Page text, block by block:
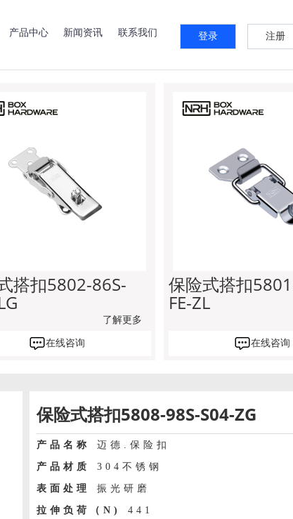
产品中心 新闻资讯 联系我们 登录 注册
保险式搭扣
搭扣5802-86S-
了解更多
在线咨询
保险式搭扣
FE-ZL
在线咨询
保险式搭扣5808-98S-S04-ZG
产品名称 迈德.保险扣
产品材质 304不锈钢
表面处理 振光研磨
拉伸负荷（N) 441